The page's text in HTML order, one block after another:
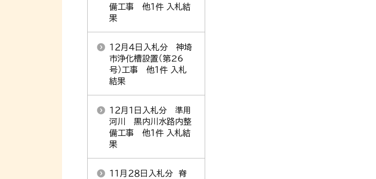
備工事 他１件 入札結
果
１２月４日入札分 神埼
市浄化槽設置（第26
号）工事 他１件 入札
結果
１２月１日入札分 準用
河川 黒内川水路内整
備工事 他１件 入札結
果
１１月２８日入札分 脊